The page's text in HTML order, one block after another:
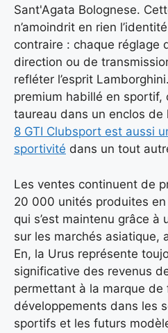
Sant'Agata Bolognese.
n’amoindrit en rien
contraire : chaque réglage
direction ou de
refléter l’esprit
premium habillé en sportif,
taureau dans un enclos de
8 GTI Clubsport est aussi
sportivité dans un tout
Les ventes continuent de
20 000 unités produites
qui s’est maintenu grâce
sur les marchés asiatique,
En, la Urus représente
significative des revenus
permettant à la marque de
développements dans les
sportifs et les futurs